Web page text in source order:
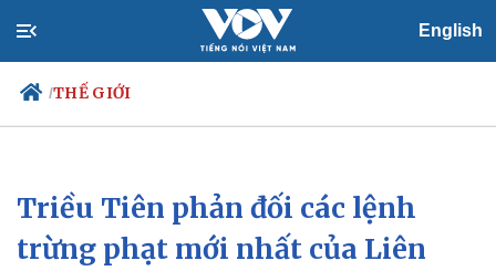
English
/THẾ GIỚI
Chính trị
Đảng
Tổ chức nhân sự
Xã hội
Tin 24h
Dự báo thời tiết
Triều Tiên phản đối các lệnh
trừng phạt mới nhất của Liên